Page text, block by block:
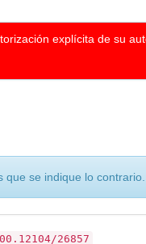
explícita de su
se indique lo contrario.
26857